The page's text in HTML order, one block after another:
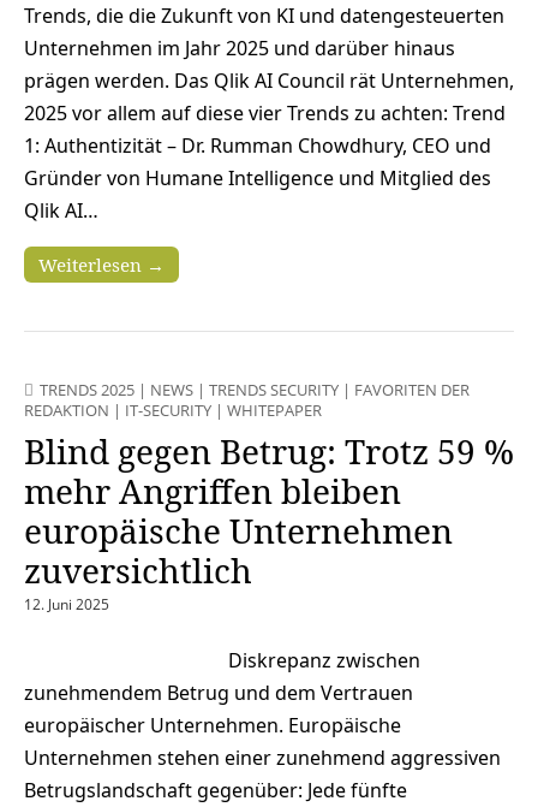
Trends, die die Zukunft von KI und datengesteuerten
Unternehmen im Jahr 2025 und darüber hinaus
prägen werden. Das Qlik AI Council rät Unternehmen,
2025 vor allem auf diese vier Trends zu achten: Trend
1: Authentizität – Dr. Rumman Chowdhury, CEO und
Gründer von Humane Intelligence und Mitglied des
Qlik AI…
Weiterlesen →
TRENDS 2025 | NEWS | TRENDS SECURITY | FAVORITEN DER
REDAKTION | IT-SECURITY | WHITEPAPER
Blind gegen Betrug: Trotz 59 %
mehr Angriffen bleiben
europäische Unternehmen
zuversichtlich
12. Juni 2025
Diskrepanz zwischen
zunehmendem Betrug und dem Vertrauen
europäischer Unternehmen. Europäische
Unternehmen stehen einer zunehmend aggressiven
Betrugslandschaft gegenüber: Jede fünfte